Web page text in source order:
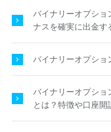
バイナリーオプショ
ナスを確実に出金す
バイナリーオプショ
バイナリーオプショ
とは？特徴や口座開